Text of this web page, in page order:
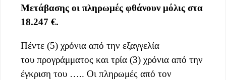
Μετάβασης οι πληρωμές φθάνουνμόλις στα
18.247 €.
Πέντε (5) χρόνια από την εξαγγελία
του προγράμματος και τρία (3) χρόνια από την
έγκριση του ….. Οι πληρωμές από τον